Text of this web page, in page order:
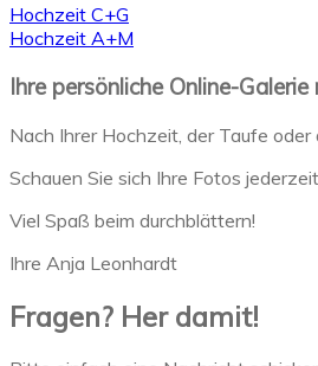
Hochzeit C+G
Hochzeit A+M
Ihre persönliche Online-
Nach Ihrer Hochzeit, der Taufe
Schauen Sie sich Ihre Fotos
Viel Spaß beim durchblättern!
Ihre Anja Leonhardt
Fragen? Her damit!